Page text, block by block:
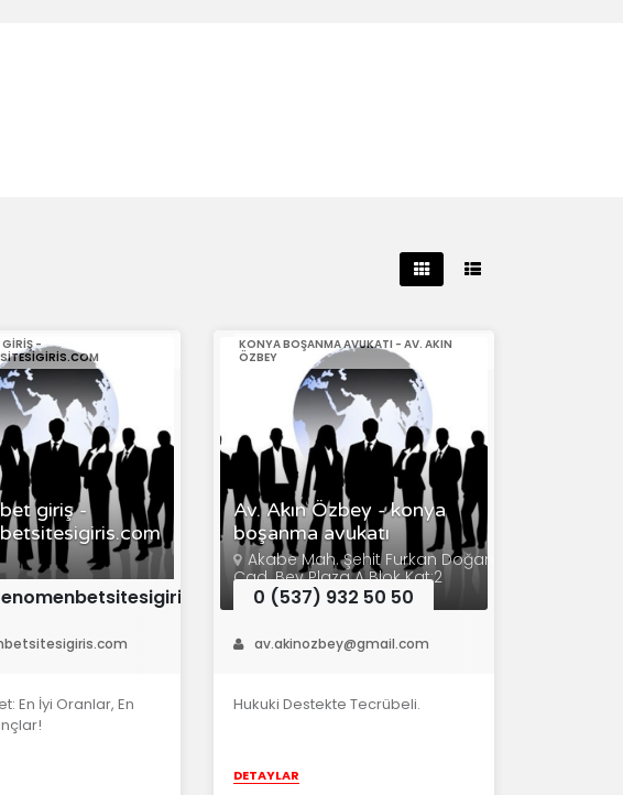
giriş -
GIRIŞ -
En İyi Oranlar, En
Av. Akın Özbey - konya
boşanma avukatı
KONYA BOŞANMA AVUKATI - AV. AKIN
ÖZBEY
Akabe Mah. Şehit Furkan Doğan
Cad. Bey Plaza A Blok Kat:2
No:205 Karatay/Konya
0 (537) 932 50 50
av.akinozbey@gmail.com
Hukuki Destekte Tecrübeli.
DETAYLAR